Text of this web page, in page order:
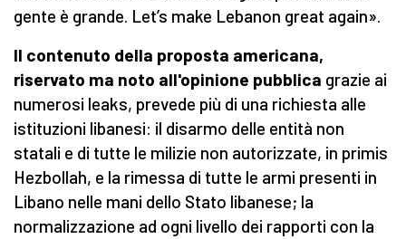
gente è grande. Let’s make Lebanon great again».
Il contenuto della proposta americana,
riservato ma noto all'opinione pubblica grazie ai
numerosi leaks, prevede più di una richiesta alle
istituzioni libanesi: il disarmo delle entità non
statali e di tutte le milizie non autorizzate, in primis
Hezbollah, e la rimessa di tutte le armi presenti in
Libano nelle mani dello Stato libanese; la
normalizzazione ad ogni livello dei rapporti con la